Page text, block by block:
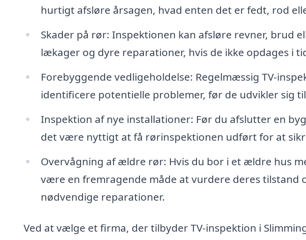
hurtigt afsløre årsagen, hvad enten det er fedt, rod
Skader på rør: Inspektionen kan afsløre revner, brud
lækager og dyre reparationer, hvis de ikke opdages i
Forebyggende vedligeholdelse: Regelmæssig TV-
identificere potentielle problemer, før de udvikler sig
Inspektion af nye installationer: Før du afslutter en
det være nyttigt at få rørinspektionen udført for at
Overvågning af ældre rør: Hvis du bor i et ældre hus
være en fremragende måde at vurdere deres tilstand
nødvendige reparationer.
Ved at vælge et firma, der tilbyder TV-inspektion i